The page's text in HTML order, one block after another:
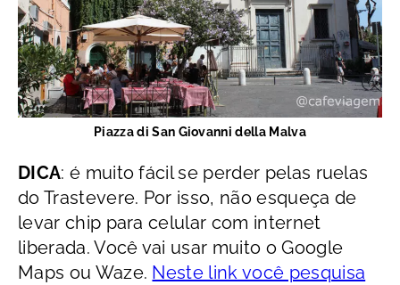
Piazza di San Giovanni della Malva
DICA: é muito fácil se perder pelas ruelas
do Trastevere. Por isso, não esqueça de
levar chip para celular com internet
liberada. Você vai usar muito o Google
Maps ou Waze. Neste link você pesquisa